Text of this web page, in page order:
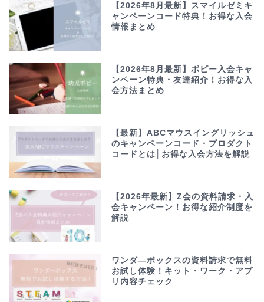
【2026年8月最新】スマイルゼミキ
ャンペーンコード特典！お得な入会
情報まとめ
【2026年8月最新】ポピー入会キャ
ンペーン特典・友達紹介！お得な入
会方法まとめ
【最新】ABCマウスイングリッシュ
のキャンペーンコード・プロダクト
コードとは│お得な入会方法を解説
【2026年最新】Z会の資料請求・入
会キャンペーン！お得な紹介制度を
解説
ワンダ―ボックスの資料請求で無料
お試し体験！キット・ワーク・アプ
リ内容チェック